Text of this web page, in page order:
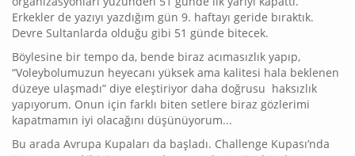
Erkekler de yazıyı yazdığım gün 9. haftayı geride bıraktık.
Devre Sultanlarda olduğu gibi 51 günde bitecek.
Böylesine bir tempo da, bende biraz acımasızlık yapıp,
“Voleybolumuzun heyecanı yüksek ama kalitesi hala beklenen
düzeye ulaşmadı” diye eleştiriyor daha doğrusu haksızlık
yapıyorum. Onun için farklı biten setlere biraz gözlerimi
kapatmamın iyi olacağını düşünüyorum...
Bu arada Avrupa Kupaları da başladı. Challenge Kupası’nda